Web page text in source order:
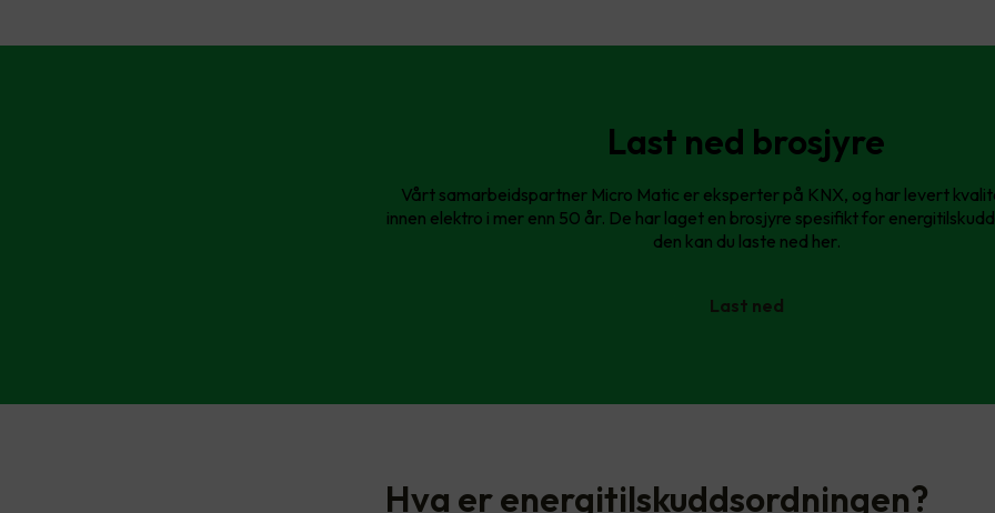
Last ned brosjyre
Vårt samarbeidspartner Micro Matic er eksperter på KNX, og har levert
innen elektro i mer enn 50 år. De har laget en brosjyre spesifikt for
den kan du laste ned her.
Last ned
Hva er energitilskuddsordningen?